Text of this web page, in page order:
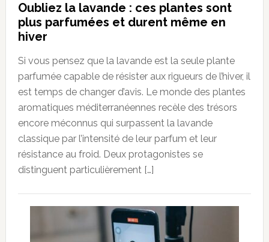
Oubliez la lavande : ces plantes sont
plus parfumées et durent même en
hiver
Si vous pensez que la lavande est la seule plante
parfumée capable de résister aux rigueurs de l’hiver, il
est temps de changer d’avis. Le monde des plantes
aromatiques méditerranéennes recèle des trésors
encore méconnus qui surpassent la lavande
classique par l’intensité de leur parfum et leur
résistance au froid. Deux protagonistes se
distinguent particulièrement […]